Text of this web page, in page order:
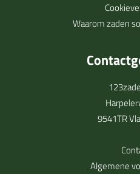
Waarom zaden
9541TR
Algemene